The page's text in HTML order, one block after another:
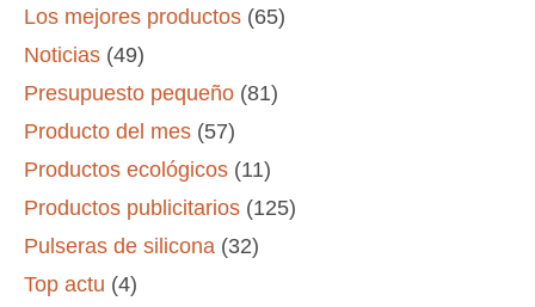
Los mejores productos (65)
Noticias (49)
Presupuesto pequeño (81)
Producto del mes (57)
Productos ecológicos (11)
Productos publicitarios (125)
Pulseras de silicona (32)
Top actu (4)